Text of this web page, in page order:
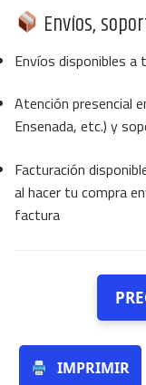
Envíos,
Envíos disponibles a
Atención presencial
Ensenada, etc.) y
Facturación
al hacer tu compra
factura
IMPRIMIR